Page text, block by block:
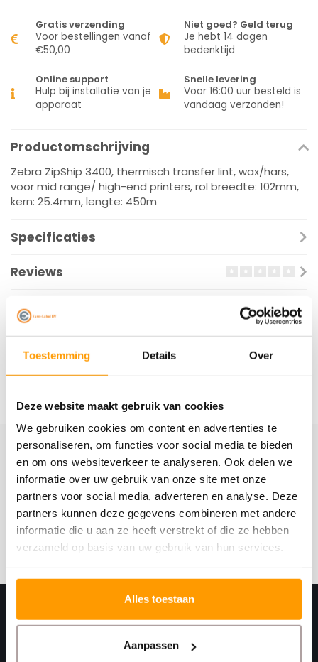
Toestemming Details Over
Deze website maakt gebruik van cookies
We gebruiken cookies om content en advertenties te
personaliseren, om functies voor social media te bieden
en om ons websiteverkeer te analyseren. Ook delen we
informatie over uw gebruik van onze site met onze
partners voor social media, adverteren en analyse. Deze
partners kunnen deze gegevens combineren met andere
informatie die u aan ze heeft verstrekt of die ze hebben
verzameld op basis van uw gebruik van hun services.
Alles toestaan
Aanpassen
Gratis verzending
Voor bestellingen vanaf
€50,00
Niet goed? Geld terug
Je hebt 14 dagen
bedenktijd
Online support
Hulp bij installatie van je
apparaat
Snelle levering
Voor 16:00 uur besteld is
vandaag verzonden!
Productomschrijving
Zebra ZipShip 3400, thermisch transfer lint, wax/hars,
voor mid range/ high-end printers, rol breedte: 102mm,
kern: 25.4mm, lengte: 450m
Specificaties
Reviews
Gerelateerde producten
Schrijf je hier in voor onze nieuwsbrief
Ontvang onze nieuwste aanbiedingen en
kortingscodes
Abonneer